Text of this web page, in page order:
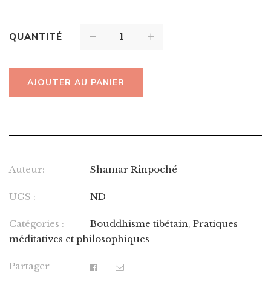
QUANTITÉ
AJOUTER AU PANIER
Auteur: Shamar Rinpoché
UGS : ND
Catégories : Bouddhisme tibétain, Pratiques
méditatives et philosophiques
Partager